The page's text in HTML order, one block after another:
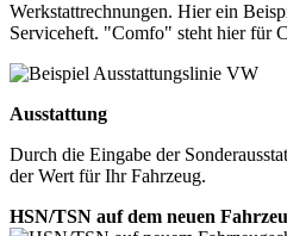
Werkstattrechnungen. Hier ein
Serviceheft. "Comfo" steht hier für
Ausstattung
Durch die Eingabe der
der Wert für Ihr Fahrzeug.
HSN/TSN auf dem neuen